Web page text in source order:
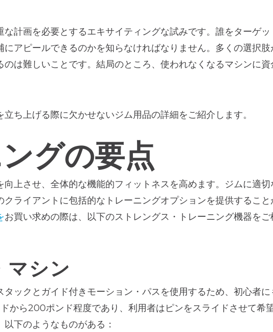
計画を必要とするエキサイティングな試みです。誰をターゲッ
アピールできるのかを知らなければなりません。多くの選択肢
は難しいことです。結局のところ、使われなくなるマシンに資
ち上げる際に欠かせないジム用品の詳細をご紹介します。
グの要点
上させ、全体的な機能的フィットネスを高めます。ジムに適
ライアントに包括的なトレーニングオプションを提供すること
お買い求めの際は、以下のストレングス・トレーニング機器を
マシン
タックとガイド付きモーション・パスを使用するため、初心者に
から200ポンド程度であり、利用者はピンをスライドさせて希
下のようなものがある：